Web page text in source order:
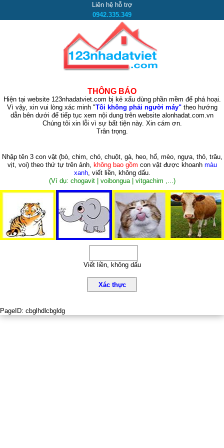
Liên hệ hỗ trợ
0942.335.349
THÔNG BÁO
Hiện tại website 123nhadatviet.com bị kẻ xấu dùng phần mềm để phá hoại.
Vì vậy, xin vui lòng xác minh "Tôi không phải người máy"theo hướng
dẫn bên dưới để tiếp tục xem nội dung trên website alonhadat.com.vn
Chúng tôi xin lỗi vì sự bất tiện này. Xin cám ơn.
Trân trọng.
Nhập tên 3 con vật (bò, chim, chó, chuột, gà, heo, hổ, mèo, ngựa, thỏ, trâu,
vịt, voi)theo thứ tự trên ảnh, không bao gồm con vật được khoanh màu
xanh, viết liền, không dấu.
(Ví dụ: chogavit | voibongua | vitgachim ,...)
Viết liền, không dấu
Xác thực
PageID: cbglhdlcbgldg